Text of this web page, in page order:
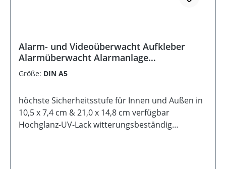
Alarm- und Videoüberwacht Aufkleber
Alarmüberwacht Alarmanlage
Warnaufkleber Sicherheit Kamera
Größe: DIN A5
höchste Sicherheitsstufe für Innen und Außen in
10,5 x 7,4 cm & 21,0 x 14,8 cm verfügbar
Hochglanz-UV-Lack witterungsbeständig